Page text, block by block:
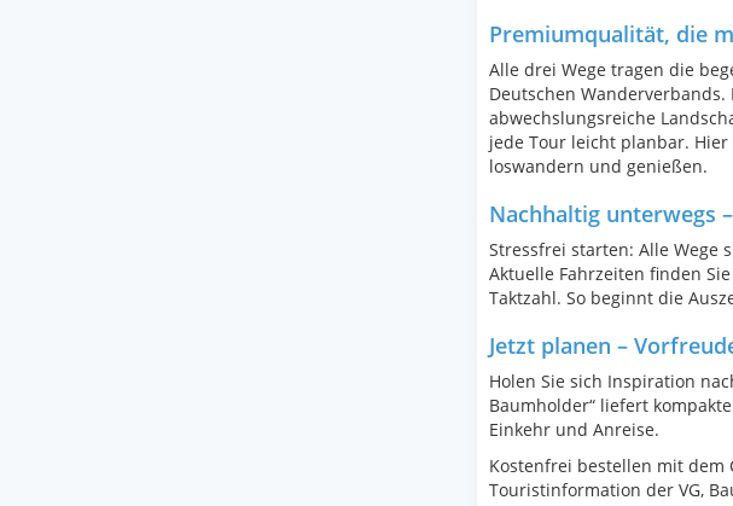
Premiumqualität, die
Alle drei Wege tragen die
Deutschen
abwechslungsreiche
jede Tour leicht planbar.
loswandern und genießen.
Nachhaltig unterwegs
Stressfrei starten: Alle Wege
Aktuelle Fahrzeiten finden
Taktzahl. So beginnt die
Jetzt planen –
Holen Sie sich Inspiration
Baumholder“ liefert
Einkehr und Anreise.
Kostenfrei bestellen mit dem
Touristinformation der VG,